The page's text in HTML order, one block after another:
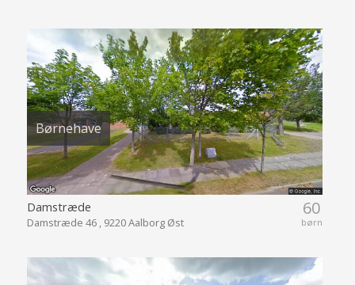
Børnehave
60
børn
Damstræde
Damstræde 46 , 9220 Aalborg Øst